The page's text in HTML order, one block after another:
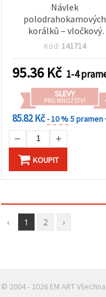
Návlek
polodrahokamových
korálků – vločkový
obsidián, kulaté Ø 10
Kód: 141714
95.36 Kč 1-4
SLEVY
PRO MNOŽSTVÍ
85.82 Kč- 10 %5 pramen
KOUPIT
‹ 1 2 ›
© 2004 - 2026 EM ART